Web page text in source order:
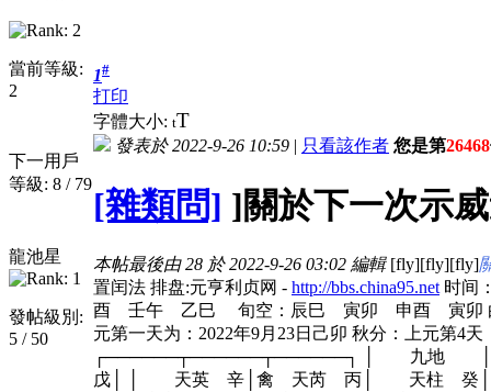
當前等級:
2
下一用戶
等級: 8 / 79
龍池星
發帖級別:
5 / 50
1#
打印
字體大小: tT
發表於 2022-9-26 10:59 | 只看該作者 您是第26468
[雜類問] ]關於下一次示
本帖最後由 28 於 2022-9-26 03:02 編輯 [fly][fly][fly]
置闰法 排盘:元亨利贞网 - http://bbs.china95.net 时间
酉 壬午 乙巳 旬空：辰巳 寅卯 申酉 寅卯 白露
元第一天为：2022年9月23日己卯 秋分：上元
┌──────┬──────┬──────┐ │
戊│ │ 天英 辛│禽 天芮 丙│ 天